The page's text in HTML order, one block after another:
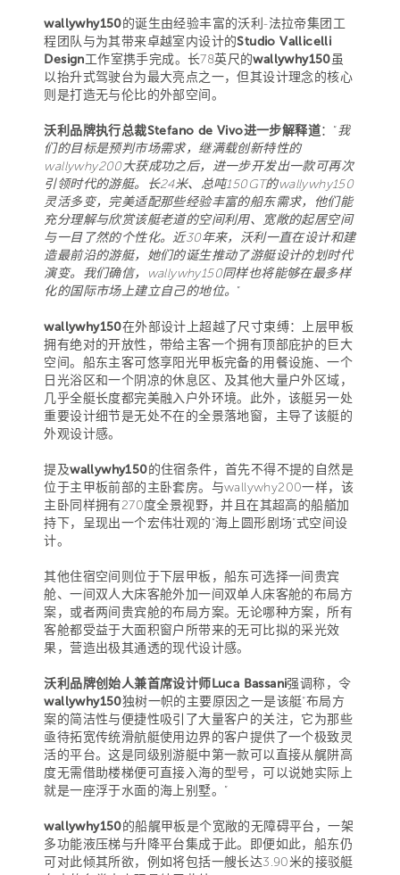
wallywhy150的诞生由经验丰富的沃利-法拉帝集团工
程团队与为其带来卓越室内设计的Studio Vallicelli
Design工作室携手完成。长78英尺的wallywhy150虽
以抬升式驾驶台为最大亮点之一，但其设计理念的核心
则是打造无与伦比的外部空间。
沃利品牌执行总裁Stefano de Vivo进一步解释道：“我
们的目标是预判市场需求，继满载创新特性的
wallywhy200大获成功之后，进一步开发出一款可再次
引领时代的游艇。长24米、总吨150GT的wallywhy150
灵活多变，完美适配那些经验丰富的船东需求，他们能
充分理解与欣赏该艇老道的空间利用、宽敞的起居空间
与一目了然的个性化。近30年来，沃利一直在设计和建
造最前沿的游艇，她们的诞生推动了游艇设计的划时代
演变。我们确信，wallywhy150同样也将能够在最多样
化的国际市场上建立自己的地位。 ”
wallywhy150在外部设计上超越了尺寸束缚：上层甲板
拥有绝对的开放性，带给主客一个拥有顶部庇护的巨大
空间。船东主客可悠享阳光甲板完备的用餐设施、一个
日光浴区和一个阴凉的休息区、及其他大量户外区域，
几乎全艇长度都完美融入户外环境。此外，该艇另一处
重要设计细节是无处不在的全景落地窗，主导了该艇的
外观设计感。
提及wallywhy150的住宿条件，首先不得不提的自然是
位于主甲板前部的主卧套房。与wallywhy200一样，该
主卧同样拥有270度全景视野，并且在其超高的船艏加
持下，呈现出一个宏伟壮观的“海上圆形剧场”式空间设
计。
其他住宿空间则位于下层甲板，船东可选择一间贵宾
舱、一间双人大床客舱外加一间双单人床客舱的布局方
案，或者两间贵宾舱的布局方案。无论哪种方案，所有
客舱都受益于大面积窗户所带来的无可比拟的采光效
果，营造出极其通透的现代设计感。
沃利品牌创始人兼首席设计师Luca Bassani强调称，令
wallywhy150独树一帜的主要原因之一是该艇“布局方
案的简洁性与便捷性吸引了大量客户的关注，它为那些
亟待拓宽传统滑航艇使用边界的客户提供了一个极致灵
活的平台。这是同级别游艇中第一款可以直接从艉阱高
度无需借助楼梯便可直接入海的型号，可以说她实际上
就是一座浮于水面的海上别墅。”
wallywhy150的船艉甲板是个宽敞的无障碍平台，一架
多功能液压梯与升降平台集成于此。即便如此，船东仍
可对此倾其所欲，例如将包括一艘长达3.90米的接驳艇